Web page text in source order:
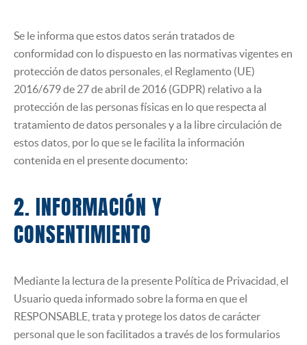
Se le informa que estos datos serán tratados de
conformidad con lo dispuesto en las normativas vigentes en
protección de datos personales, el Reglamento (UE)
2016/679 de 27 de abril de 2016 (GDPR) relativo a la
protección de las personas físicas en lo que respecta al
tratamiento de datos personales y a la libre circulación de
estos datos, por lo que se le facilita la información
contenida en el presente documento:
2. INFORMACIÓN Y
CONSENTIMIENTO
Mediante la lectura de la presente Política de Privacidad, el
Usuario queda informado sobre la forma en que el
RESPONSABLE, trata y protege los datos de carácter
personal que le son facilitados a través de los formularios